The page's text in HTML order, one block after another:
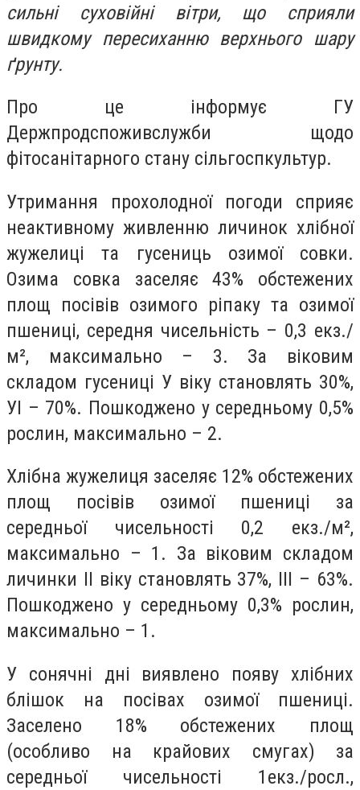
сильні суховійні вітри, що сприяли
швидкому пересиханню верхнього шару
ґрунту.
Про це інформує ГУ
Держпродспоживслужби щодо
фітосанітарного стану сільгоспкультур.
Утримання прохолодної погоди сприяє
неактивному живленню личинок хлібної
жужелиці та гусениць озимої совки.
Озима совка заселяє 43% обстежених
площ посівів озимого ріпаку та озимої
пшениці, середня чисельність – 0,3 екз./
м², максимально – 3. За віковим
складом гусениці У віку становлять 30%,
УІ – 70%. Пошкоджено у середньому 0,5%
рослин, максимально – 2.
Хлібна жужелиця заселяє 12% обстежених
площ посівів озимої пшениці за
середньої чисельності 0,2 екз./м²,
максимально – 1. За віковим складом
личинки ІІ віку становлять 37%, ІІІ – 63%.
Пошкоджено у середньому 0,3% рослин,
максимально – 1.
У сонячні дні виявлено появу хлібних
блішок на посівах озимої пшениці.
Заселено 18% обстежених площ
(особливо на крайових смугах) за
середньої чисельності 1екз./росл.,